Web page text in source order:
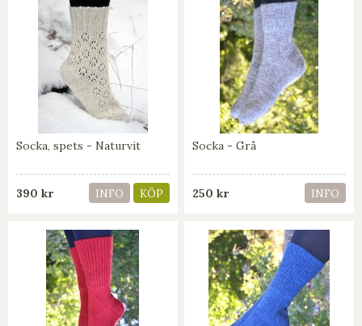
Socka, spets - Naturvit
390 kr INFO KÖP
Socka - Grå
250 kr INFO